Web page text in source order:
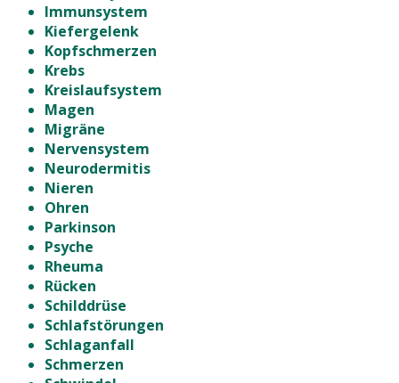
Immunsystem
Kiefergelenk
Kopfschmerzen
Krebs
Kreislaufsystem
Magen
Migräne
Nervensystem
Neurodermitis
Nieren
Ohren
Parkinson
Psyche
Rheuma
Rücken
Schilddrüse
Schlafstörungen
Schlaganfall
Schmerzen